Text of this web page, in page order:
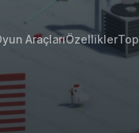
AraçlarıÖzellikler